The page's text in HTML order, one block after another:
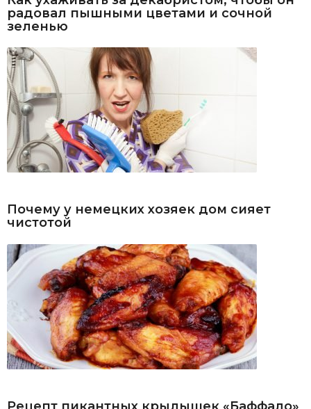
радовал пышными цветами и сочной
зеленью
Почему у немецких хозяек дом сияет
чистотой
Рецепт пикантных крылышек «Баффало»